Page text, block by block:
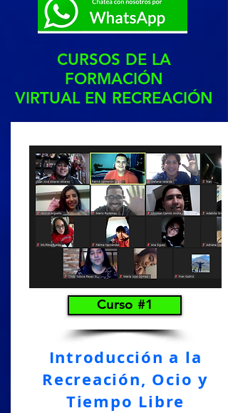
CURSOS DE LA
FORMACIÓN
VIRTUAL EN RECREACIÓN
Curso #1
Introducción a la
Recreación, Ocio y
Tiempo Libre